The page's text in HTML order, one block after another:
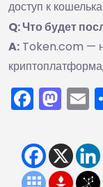
доступ к
Q: Что будет
A: Token.com —